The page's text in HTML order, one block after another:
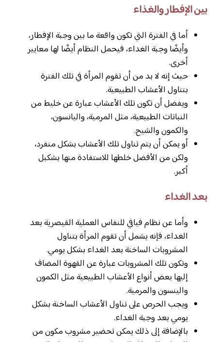
بين الإفطار والغذاء
أما في الفترة التي تكون واقعة ما بين وجبة الإفطار،
وأيضًا وجبة الغداء، فيحمل النظام أيضًا لها معايير
أخرى.
حيث إنه لا بد من أن تقوم المرأة في تلك الفترة
بتناول الأعشاب الطبيعية.
ويفضل أن تكون تلك الأعشاب عبارة عن خليط من
النباتات الطبيعية، مثل المرمية، واليانسون،
والكمون والشيح.
أو يمكن أن يتم تناول تلك الأعشاب بشكل منفرد،
ولكن من الأفضل خلطها للاستفادة منها بشكبل
أكبر.
بعد الغداء
وأما عن نظام فيافي للنفاس العملية القيصرية بعد
الغداء، فإنه يشمل أن تقوم المرأة بتناول
المشروبات الساخنة بعد الغداء بشكل يومي.
وتكون تلك المشروبات عبارة عن القهوة المضاف
إليها بعض أنواع الأعشاب الطبيعية مثل الكمون
والينسون والمرمية.
ويجب الحرص على تناول الأعشاب الساخنة بشكل
يومي بعد وجبة الغداء.
بالإضافة إلى ذلك يمكن تحضير مشروب مكون من